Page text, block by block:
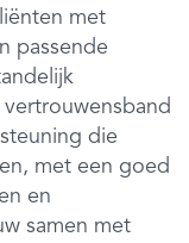
met
passende
die
met een goed
en
samen met